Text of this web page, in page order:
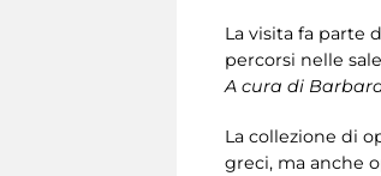
La visita fa parte
percorsi nelle
A cura di
La collezione di
greci, ma anche